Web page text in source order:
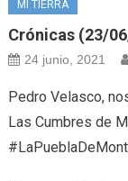
MI TIERRA
Crónicas (23/
24 junio, 2021
Pedro Velasco,
Las Cumbres de